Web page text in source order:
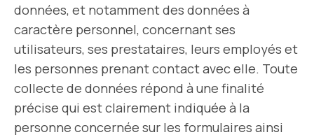
données, et notamment des données à
caractère personnel, concernant ses
utilisateurs, ses prestataires, leurs employés et
les personnes prenant contact avec elle. Toute
collecte de données répond à une finalité
précise qui est clairement indiquée à la
personne concernée sur les formulaires ainsi